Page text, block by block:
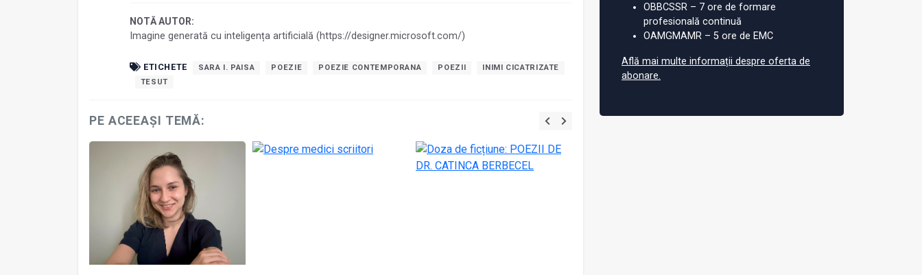
NOTĂ AUTOR:
Imagine generată cu inteligența artificială (https://designer.microsoft.com/)
ETICHETE SARA I. PAISA POEZIE POEZIE CONTEMPORANA POEZII
INIMI CICATRIZATE
TESUT
PE ACEEAȘI TEMĂ:
OBBCSSR – 7 ore de formare
profesională continuă
OAMGMAMR – 5 ore de EMC
Află mai multe informații despre oferta de
abonare.